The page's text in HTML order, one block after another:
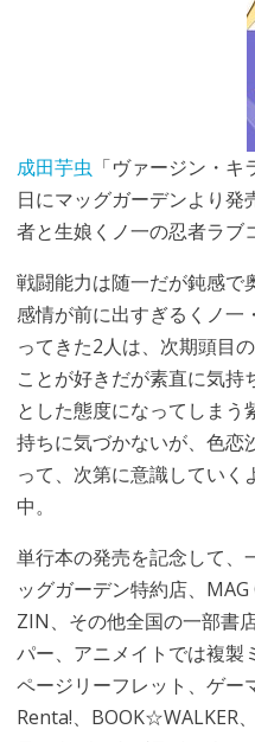
成田芋虫 「ヴァージン・
日にマッグガーデンより発
者と生娘くノ一の忍者ラブ
戦闘能力は随一だが鈍感で
感情が前に出すぎるくノ一
ってきた2人は、次期頭目
ことが好きだが素直に気持
とした態度になってしま
持ちに気づかないが、色恋
って、次第に意識してい
中。
単行本の発売を記念して、
ッグガーデン特約店、
ZIN、その他全国の一部書
パー、アニメイトでは複製
ページリーフレット、ゲー
Renta!、BOOK☆WALKER